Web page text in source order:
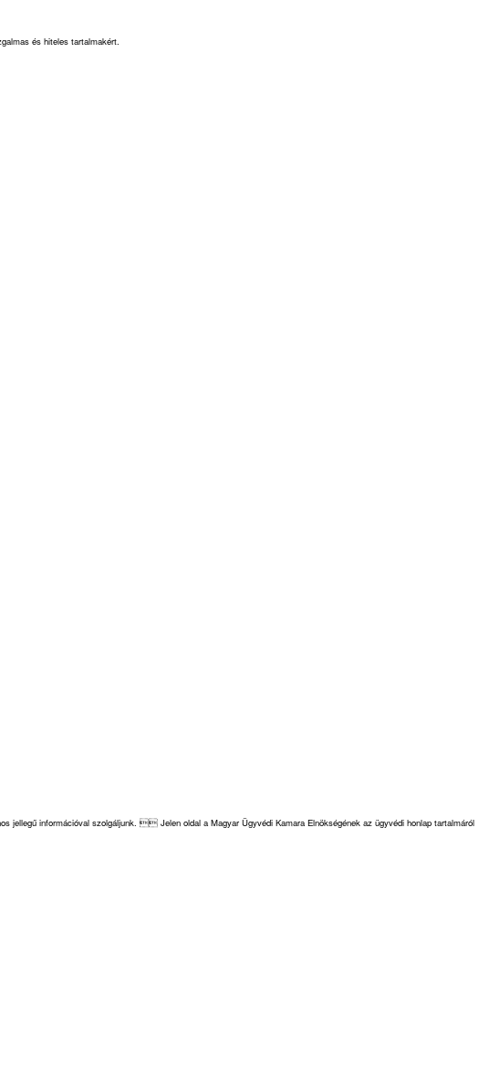
és hiteles tartalmakért.
jellegű információval szolgáljunk.  Jelen oldal a Magyar Ügyvédi Kamara Elnökségének az ügyvédi honlap tartalmáról